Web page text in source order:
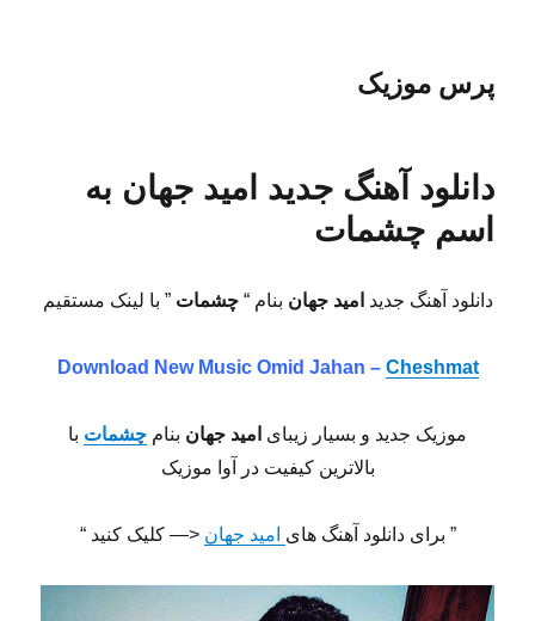
پرس موزیک
دانلود آهنگ جدید امید جهان به
اسم چشمات
دانلود آهنگ جدید امید جهان بنام “ چشمات” با لینک مستقیم
Download New Music Omid Jahan – Cheshmat
موزیک جدید و بسیار زیبای امید جهان بنام چشمات با
بالاترین کیفیت در آوا موزیک
” برای دانلود آهنگ های امید جهان <— کلیک کنید “